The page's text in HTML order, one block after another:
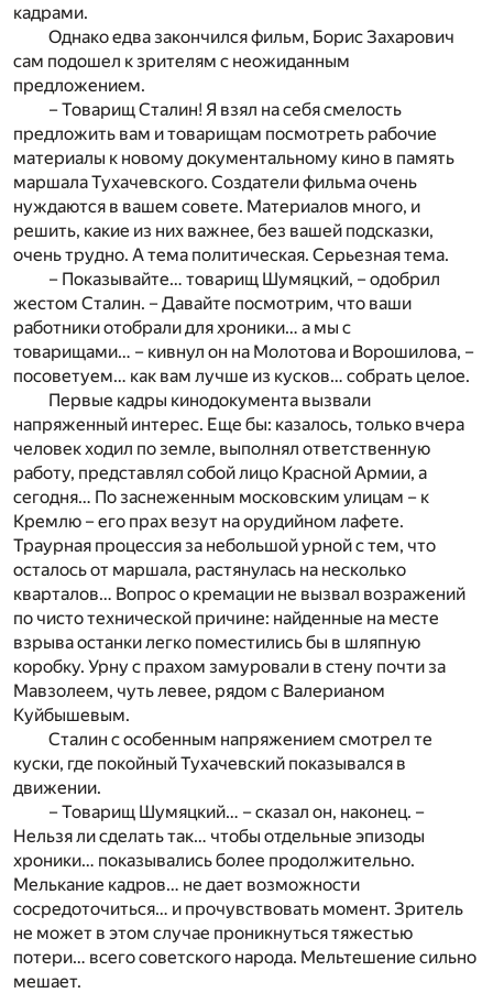
кадрами.
Однако едва закончился фильм, Борис Захарович
сам подошел к зрителям с неожиданным
предложением.
– Товарищ Сталин! Я взял на себя смелость
предложить вам и товарищам посмотреть рабочие
материалы к новому документальному кино в память
маршала Тухачевского. Создатели фильма очень
нуждаются в вашем совете. Материалов много, и
решить, какие из них важнее, без вашей подсказки,
очень трудно. А тема политическая. Серьезная тема.
– Показывайте… товарищ Шумяцкий, – одобрил
жестом Сталин. – Давайте посмотрим, что ваши
работники отобрали для хроники… а мы с
товарищами… – кивнул он на Молотова и Ворошилова, –
посоветуем… как вам лучше из кусков… собрать целое.
Первые кадры кинодокумента вызвали
напряженный интерес. Еще бы: казалось, только вчера
человек ходил по земле, выполнял ответственную
работу, представлял собой лицо Красной Армии, а
сегодня… По заснеженным московским улицам – к
Кремлю – его прах везут на орудийном лафете.
Траурная процессия за небольшой урной с тем, что
осталось от маршала, растянулась на несколько
кварталов… Вопрос о кремации не вызвал возражений
по чисто технической причине: найденные на месте
взрыва останки легко поместились бы в шляпную
коробку. Урну с прахом замуровали в стену почти за
Мавзолеем, чуть левее, рядом с Валерианом
Куйбышевым.
Сталин с особенным напряжением смотрел те
куски, где покойный Тухачевский показывался в
движении.
– Товарищ Шумяцкий… – сказал он, наконец. –
Нельзя ли сделать так… чтобы отдельные эпизоды
хроники… показывались более продолжительно.
Мелькание кадров… не дает возможности
сосредоточиться… и прочувствовать момент. Зритель
не может в этом случае проникнуться тяжестью
потери… всего советского народа. Мельтешение сильно
мешает.